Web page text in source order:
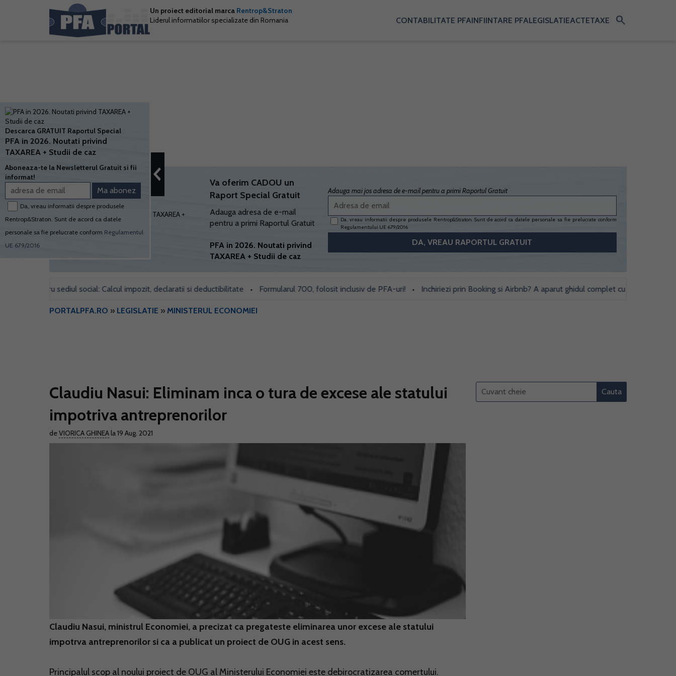
Un proiect editorial marca Rentrop&Straton
Liderul informatiilor specializate din Romania
CONTABILITATE PFAINFIINTARE PFALEGISLATIEACTETAXE search
Va oferim CADOU un
Raport Special Gratuit
Adauga adresa de e-mail
pentru a primi Raportul Gratuit
PFA in 2026. Noutati privind
TAXAREA + Studii de caz
Adauga mai jos adresa de e-mail pentru a primi Raportul Gratuit
Da, vreau informatii despre produsele Rentrop&Straton. Sunt de acord ca datele personale sa fie prelucrate conform
Regulamentului UE 679/2016
pentru sediul social: Calcul impozit, declaratii si deductibilitate • Formularul 700, folosit inclusiv de PFA-uri! • Inchiriezi prin Booking si Airbnb? A aparut ghidul complet cu obligatii fiscale si
PORTALPFA.RO » LEGISLATIE » MINISTERUL ECONOMIEI
Claudiu Nasui: Eliminam inca o tura de excese ale statului
impotriva antreprenorilor
deVIORICA GHINEA la 19 Aug. 2021
Claudiu Nasui, ministrul Economiei, a precizat ca pregateste eliminarea unor excese ale statului
impotrva antreprenorilor si ca a publicat un proiect de OUG in acest sens.
Principalul scop al noului proiect de OUG al Ministerului Economiei este debirocratizarea comertului.
Descarca GRATUIT Raportul Special
PFA in 2026. Noutati privind
TAXAREA + Studii de caz
Aboneaza-te la Newsletterul Gratuit si fii
informat!
Da, vreau informatii despre produsele
Rentrop&Straton. Sunt de acord ca datele
personale sa fie prelucrate conform Regulamentul
UE 679/2016